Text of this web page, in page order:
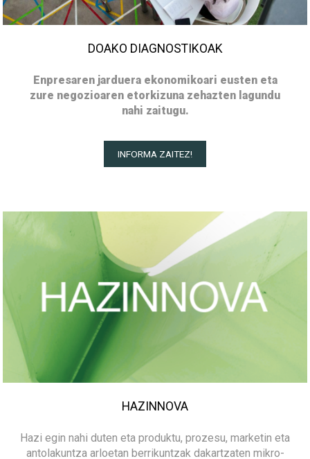
DOAKO DIAGNOSTIKOAK
Enpresaren jarduera ekonomikoari eusten eta
zure negozioaren etorkizuna zehazten lagundu
nahi zaitugu.
INFORMA ZAITEZ!
HAZINNOVA
Hazi egin nahi duten eta produktu, prozesu, marketin eta
antolakuntza arloetan berrikuntzak dakartzaten mikro-